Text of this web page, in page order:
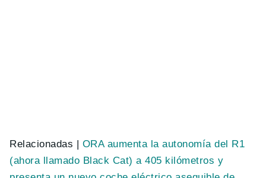
Relacionadas | ORA aumenta la autonomía del R1
(ahora llamado Black Cat) a 405 kilómetros y